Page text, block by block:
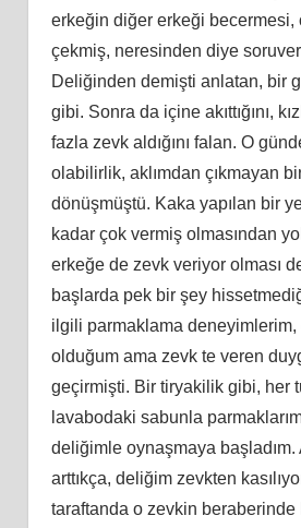
erkeğin diğer erkeği becermesi,
çekmiş, neresinden diye
Deliğinden demişti anlatan, bir
gibi. Sonra da içine akıttığını,
fazla zevk aldığını falan. O
olabilirlik, aklımdan çıkmayan bir
dönüşmüştü. Kaka yapılan bir
kadar çok vermiş olmasından
erkeğe de zevk veriyor olması
başlarda pek bir şey
ilgili parmaklama deneyimlerim,
olduğum ama zevk te veren
geçirmişti. Bir tiryakilik gibi, her
lavabodaki sabunla
deliğimle oynaşmaya başladım.
arttıkça, deliğim zevkten
taraftanda o zevkin beraberinde